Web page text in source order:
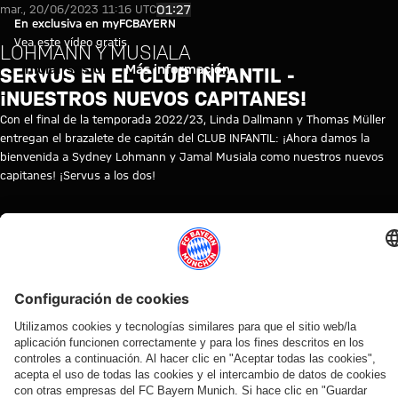
Servus en el CLUB INFANTIL -
Reproducir vídeo
En exclusiva en myFCBAYERN
Vea este vídeo gratis
Iniciar sesión Más información
mar., 20/06/2023 11:16 UTC01:27
LOHMANN Y MUSIALA
SERVUS EN EL CLUB INFANTIL -
¡NUESTROS NUEVOS CAPITANES!
Con el final de la temporada 2022/23, Linda Dallmann y Thomas Müller
entregan el brazalete de capitán del CLUB INFANTIL: ¡Ahora damos la
bienvenida a Sydney Lohmann y Jamal Musiala como nuestros nuevos
capitanes! ¡Servus a los dos!
TEMAS DE ESTE VÍDEO
MYFCBAYERN
VÍDEOS RELACIONADOS
Vídeo
FOOTBALL
SUMMIT
Los
mejores
VÍDEO
Manuel
Neuer
hace
Vídeo
EN
VÍDEO
La
rueda
de
VídeoEntrevista
AUDI
SUMMER
TOUR
En
diferido:
Vídeo
EN DIFERIDO
Así fue el
último
entrenamiento
antes del
Vídeo
DIFERIDO
La rueda
de
prensa
Vídeo
VÍDEO
ENTRE
BASTIDORES
Así vivió el
FC Bayern
FCB
FEMENINO
Visita guiada
al Sportpark
Unterhaching